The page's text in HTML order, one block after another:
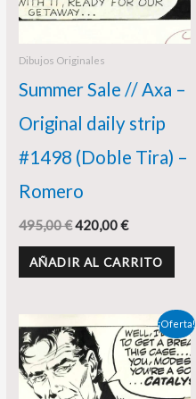
Dibujos Originales
Summer Sale // Axa –
Original daily strip
#1498 (Doble Tira) –
Romero
495,00€420,00€
AÑADIR AL CARRITO
¡Oferta!
precio
original
era:
350,00 €.
precio
actual
es:
298,00 €.